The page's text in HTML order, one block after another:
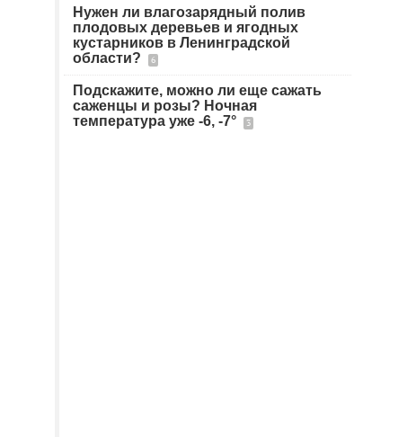
Нужен ли влагозарядный полив
плодовых деревьев и ягодных
кустарников в Ленинградской
области?
6
Подскажите, можно ли еще сажать
саженцы и розы? Ночная
температура уже -6, -7°
3